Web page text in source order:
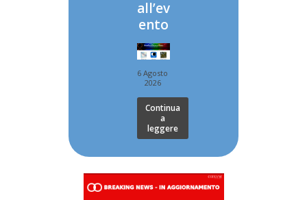
all’ev
ento
6 Agosto
2026
Continua
a
leggere